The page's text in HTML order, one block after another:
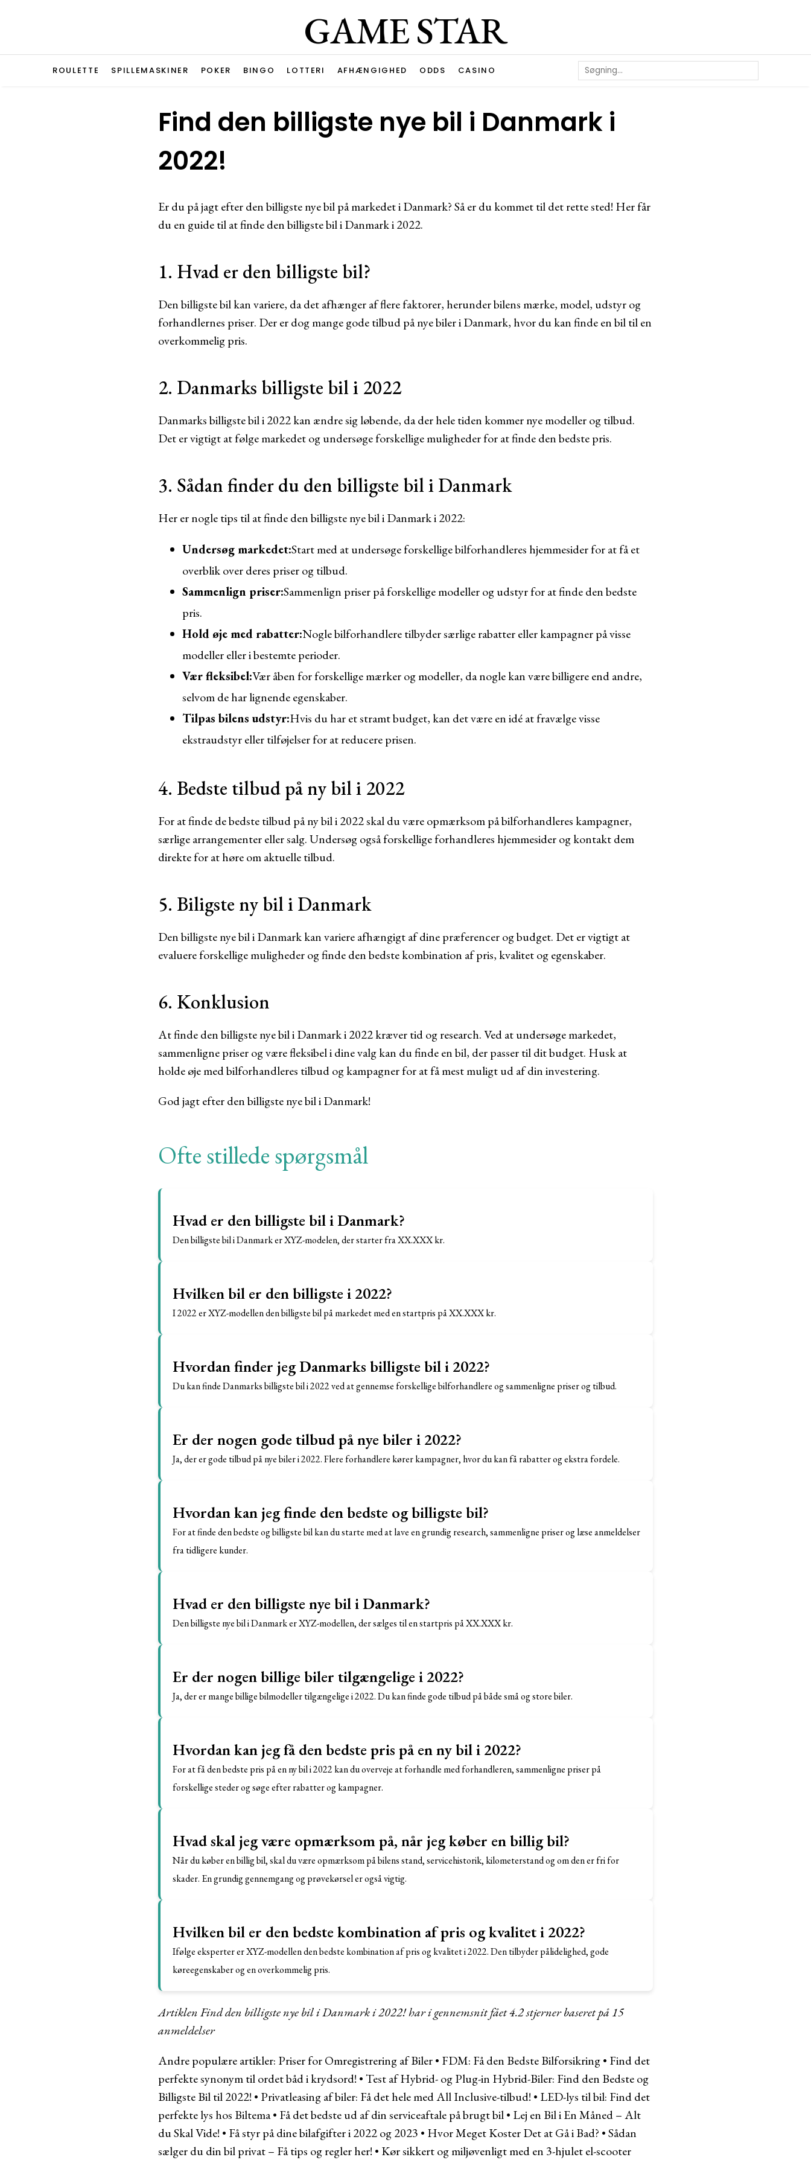
GAME STAR
ROULETTE SPILLEMASKINER POKER BINGO LOTTERI AFHÆNGIGHED ODDS CASINO
Find den billigste nye bil i Danmark i
2022!
Er du på jagt efter den billigste nye bil på markedet i Danmark? Så er du kommet til det rette sted! Her får
du en guide til at finde den billigste bil i Danmark i 2022.
1. Hvad er den billigste bil?
Den billigste bil kan variere, da det afhænger af flere faktorer, herunder bilens mærke, model, udstyr og
forhandlernes priser. Der er dog mange gode tilbud på nye biler i Danmark, hvor du kan finde en bil til en
overkommelig pris.
2. Danmarks billigste bil i 2022
Danmarks billigste bil i 2022 kan ændre sig løbende, da der hele tiden kommer nye modeller og tilbud.
Det er vigtigt at følge markedet og undersøge forskellige muligheder for at finde den bedste pris.
3. Sådan finder du den billigste bil i Danmark
Her er nogle tips til at finde den billigste nye bil i Danmark i 2022:
Undersøg markedet:Start med at undersøge forskellige bilforhandleres hjemmesider for at få et
overblik over deres priser og tilbud.
Sammenlign priser:Sammenlign priser på forskellige modeller og udstyr for at finde den bedste
pris.
Hold øje med rabatter:Nogle bilforhandlere tilbyder særlige rabatter eller kampagner på visse
modeller eller i bestemte perioder.
Vær fleksibel:Vær åben for forskellige mærker og modeller, da nogle kan være billigere end andre,
selvom de har lignende egenskaber.
Tilpas bilens udstyr:Hvis du har et stramt budget, kan det være en idé at fravælge visse
ekstraudstyr eller tilføjelser for at reducere prisen.
4. Bedste tilbud på ny bil i 2022
For at finde de bedste tilbud på ny bil i 2022 skal du være opmærksom på bilforhandleres kampagner,
særlige arrangementer eller salg. Undersøg også forskellige forhandleres hjemmesider og kontakt dem
direkte for at høre om aktuelle tilbud.
5. Biligste ny bil i Danmark
Den billigste nye bil i Danmark kan variere afhængigt af dine præferencer og budget. Det er vigtigt at
evaluere forskellige muligheder og finde den bedste kombination af pris, kvalitet og egenskaber.
6. Konklusion
At finde den billigste nye bil i Danmark i 2022 kræver tid og research. Ved at undersøge markedet,
sammenligne priser og være fleksibel i dine valg kan du finde en bil, der passer til dit budget. Husk at
holde øje med bilforhandleres tilbud og kampagner for at få mest muligt ud af din investering.
God jagt efter den billigste nye bil i Danmark!
Ofte stillede spørgsmål
Hvad er den billigste bil i Danmark?
Den billigste bil i Danmark er XYZ-modelen, der starter fra XX.XXX kr.
Hvilken bil er den billigste i 2022?
I 2022 er XYZ-modellen den billigste bil på markedet med en startpris på XX.XXX kr.
Hvordan finder jeg Danmarks billigste bil i 2022?
Du kan finde Danmarks billigste bil i 2022 ved at gennemse forskellige bilforhandlere og sammenligne priser og tilbud.
Er der nogen gode tilbud på nye biler i 2022?
Ja, der er gode tilbud på nye biler i 2022. Flere forhandlere kører kampagner, hvor du kan få rabatter og ekstra fordele.
Hvordan kan jeg finde den bedste og billigste bil?
For at finde den bedste og billigste bil kan du starte med at lave en grundig research, sammenligne priser og læse anmeldelser
fra tidligere kunder.
Hvad er den billigste nye bil i Danmark?
Den billigste nye bil i Danmark er XYZ-modellen, der sælges til en startpris på XX.XXX kr.
Er der nogen billige biler tilgængelige i 2022?
Ja, der er mange billige bilmodeller tilgængelige i 2022. Du kan finde gode tilbud på både små og store biler.
Hvordan kan jeg få den bedste pris på en ny bil i 2022?
For at få den bedste pris på en ny bil i 2022 kan du overveje at forhandle med forhandleren, sammenligne priser på
forskellige steder og søge efter rabatter og kampagner.
Hvad skal jeg være opmærksom på, når jeg køber en billig bil?
Når du køber en billig bil, skal du være opmærksom på bilens stand, servicehistorik, kilometerstand og om den er fri for
skader. En grundig gennemgang og prøvekørsel er også vigtig.
Hvilken bil er den bedste kombination af pris og kvalitet i 2022?
Ifølge eksperter er XYZ-modellen den bedste kombination af pris og kvalitet i 2022. Den tilbyder pålidelighed, gode
køreegenskaber og en overkommelig pris.
Artiklen Find den billigste nye bil i Danmark i 2022! har i gennemsnit fået4.2stjerner baseret på15
anmeldelser
Andre populære artikler: Priser for Omregistrering af Biler• FDM: Få den Bedste Bilforsikring• Find det
perfekte synonym til ordet båd i krydsord! •Test af Hybrid- og Plug-in Hybrid-Biler: Find den Bedste og
Billigste Bil til 2022! • Privatleasing af biler: Få det hele med All Inclusive-tilbud! • LED-lys til bil: Find det
perfekte lys hos Biltema• Få det bedste ud af din serviceaftale på brugt bil• Lej en Bil i En Måned – Alt
du Skal Vide! • Få styr på dine bilafgifter i 2022 og 2023 • Hvor Meget Koster Det at Gå i Bad? •Sådan
sælger du din bil privat – Få tips og regler her! • Kør sikkert og miljøvenligt med en 3-hjulet el-scooter